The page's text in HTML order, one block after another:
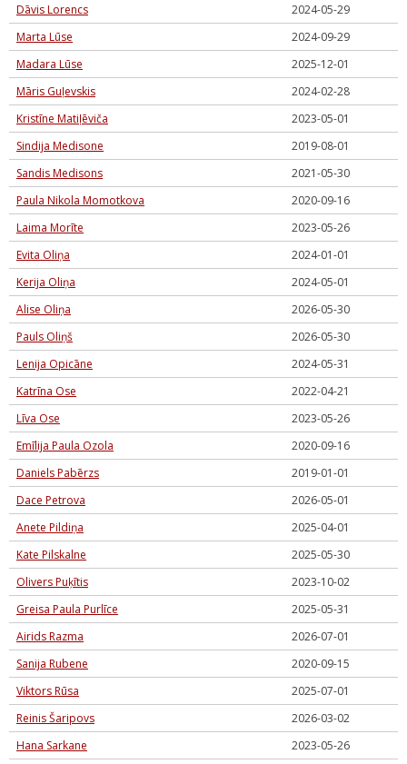
Dāvis Lorencs
2024-05-29
Marta Lūse
2024-09-29
Madara Lūse
2025-12-01
Māris Guļevskis
2024-02-28
Kristīne Matiļēviča
2023-05-01
Sindija Medisone
2019-08-01
Sandis Medisons
2021-05-30
Paula Nikola Momotkova
2020-09-16
Laima Morīte
2023-05-26
Evita Oliņa
2024-01-01
Kerija Oliņa
2024-05-01
Alise Oliņa
2026-05-30
Pauls Oliņš
2026-05-30
Lenija Opicāne
2024-05-31
Katrīna Ose
2022-04-21
Līva Ose
2023-05-26
Emīlija Paula Ozola
2020-09-16
Daniels Pabērzs
2019-01-01
Dace Petrova
2026-05-01
Anete Pildiņa
2025-04-01
Kate Pilskalne
2025-05-30
Olivers Puķītis
2023-10-02
Greisa Paula Purlīce
2025-05-31
Airids Razma
2026-07-01
Sanija Rubene
2020-09-15
Viktors Rūsa
2025-07-01
Reinis Šaripovs
2026-03-02
Hana Sarkane
2023-05-26